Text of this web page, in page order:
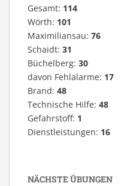
Gesamt: 114
Wörth: 101
Maximiliansau: 76
Schaidt: 31
Büchelberg: 30
davon Fehlalarme: 17
Brand: 48
Technische Hilfe: 48
Gefahrstoff: 1
Dienstleistungen: 16
NÄCHSTE ÜBUNGEN